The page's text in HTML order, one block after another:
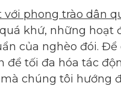
phong trào dân
khứ, những hoạt
của nghèo đói.
để tối đa hóa tác
chúng tôi hướng